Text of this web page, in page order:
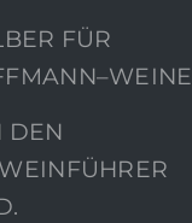
FÜR
DEN